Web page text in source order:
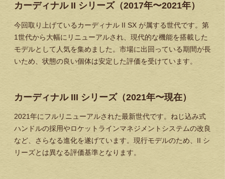
カーディナル II シリーズ（2017年〜2021年）
今回取り上げているカーディナル II SX が属する世代です。第
1世代から大幅にリニューアルされ、現代的な機能を搭載した
モデルとして人気を集めました。市場に出回っている期間が長
いため、状態の良い個体は安定した評価を受けています。
カーディナル III シリーズ（2021年〜現在）
2021年にフルリニューアルされた最新世代です。ねじ込み式
ハンドルの採用やロケットラインマネジメントシステムの改良
など、さらなる進化を遂げています。現行モデルのため、II シ
リーズとは異なる評価基準となります。